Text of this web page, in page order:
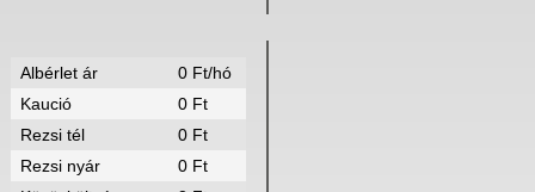
Albérlet ár
0 Ft/hó
Kaució
0 Ft
Rezsi tél
0 Ft
Rezsi nyár
0 Ft